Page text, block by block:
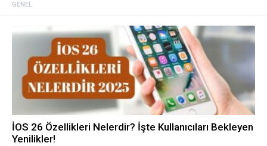
GENEL
İOS 26 Özellikleri Nelerdir? İşte Kullanıcıları Bekleyen
Yenilikler!